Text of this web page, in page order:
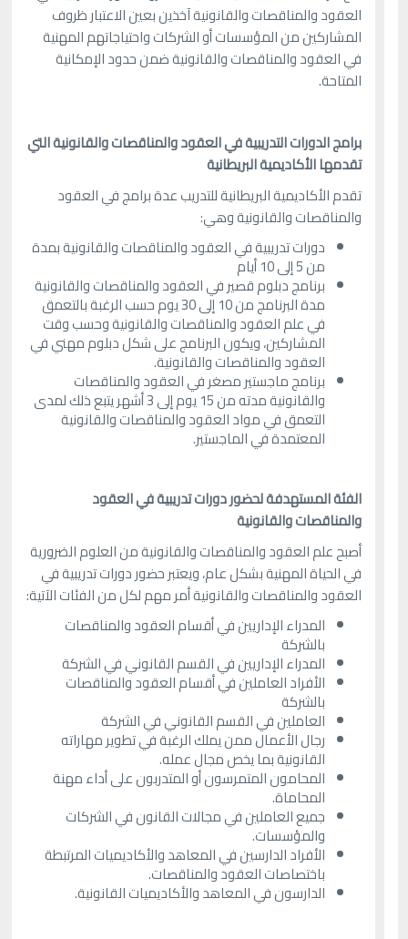
العقود والمناقصات والقانونية آخذين بعين الاعتبار ظروف
المشاركين من المؤسسات أو الشركات واحتياجاتهم المهنية
في العقود والمناقصات والقانونية ضمن حدود الإمكانية
المتاحة.
برامج الدورات التدريبية في العقود والمناقصات والقانونية التي
تقدمها الأكاديمية البريطانية
تقدم الأكاديمية البريطانية للتدريب عدة برامج في العقود
والمناقصات والقانونية وهي:
دورات تدريبية في العقود والمناقصات والقانونية بمدة
من 5 إلى 10 أيام
برنامج دبلوم قصير في العقود والمناقصات والقانونية
مدة البرنامج من 10 إلى 30 يوم حسب الرغبة بالتعمق
في علم العقود والمناقصات والقانونية وحسب وقت
المشاركين، ويكون البرنامج على شكل دبلوم مهني في
العقود والمناقصات والقانونية.
برنامج ماجستير مصغر في العقود والمناقصات
والقانونية مدته من 15 يوم إلى 3 أشهر يتبع ذلك لمدى
التعمق في مواد العقود والمناقصات والقانونية
المعتمدة في الماجستير.
الفئة المستهدفة لحضور دورات تدريبية في العقود
والمناقصات والقانونية
أصبح علم العقود والمناقصات والقانونية من العلوم الضرورية
في الحياة المهنية بشكل عام، ويعتبر حضور دورات تدريبية في
العقود والمناقصات والقانونية أمر مهم لكل من الفئات الآتية:
المدراء الإداريين في أقسام العقود والمناقصات
بالشركة
المدراء الإداريين في القسم القانوني في الشركة
الأفراد العاملين في أقسام العقود والمناقصات
بالشركة
العاملين في القسم القانوني في الشركة
رجال الأعمال ممن يملك الرغبة في تطوير مهاراته
القانونية بما يخص مجال عمله.
المحامون المتمرسون أو المتدربون على أداء مهنة
المحاماة.
جميع العاملين في مجالات القانون في الشركات
والمؤسسات.
الأفراد الدارسين في المعاهد والأكاديميات المرتبطة
باختصاصات العقود والمناقصات.
الدارسون في المعاهد والأكاديميات القانونية.